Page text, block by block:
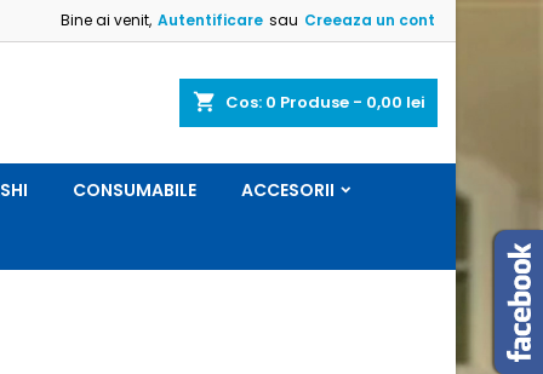
Bine ai venit, Autentificare sau Creeaza un cont
shopping_cart Cos: 0 Produse - 0,00 lei
CONSUMABILE ACCESORII